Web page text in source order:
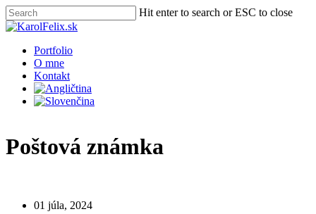
Skip
to
content
Hit enter to search or ESC to close
Close
Menu
Portfolio
O mne
Kontakt
Poštová známka
01 júla, 2024